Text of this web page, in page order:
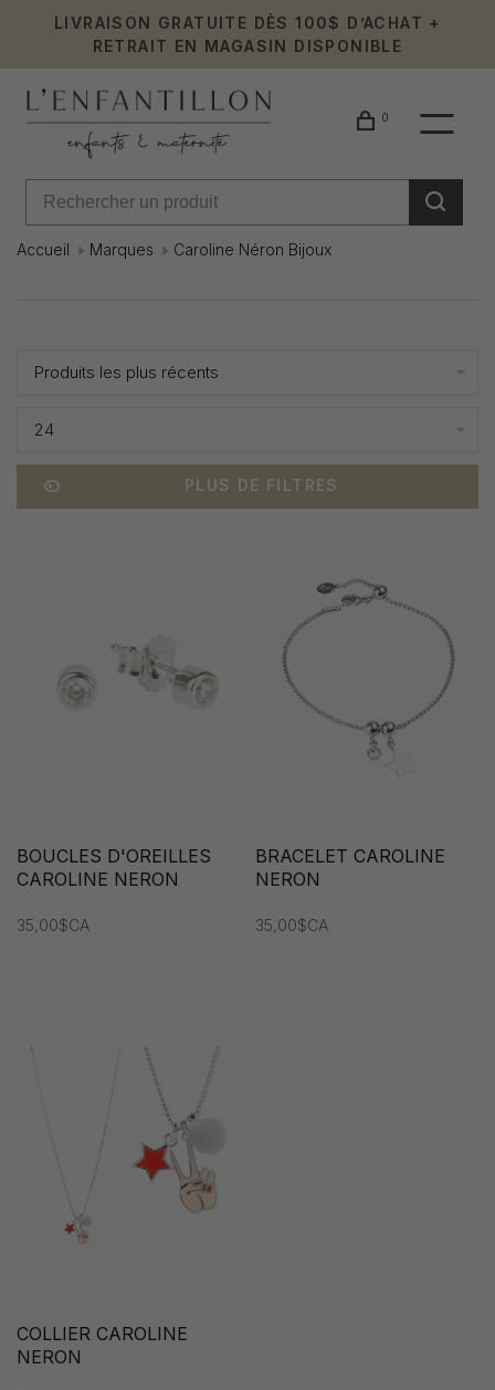
LIVRAISON GRATUITE DÈS 100$ D’ACHAT +
RETRAIT EN MAGASIN DISPONIBLE
0
Accueil Marques Caroline Néron Bijoux
Produits les plus récents
24
PLUS DE FILTRES
BOUCLES D'OREILLES
CAROLINE NERON
35,00$CA
BRACELET CAROLINE
NERON
35,00$CA
COLLIER CAROLINE
NERON